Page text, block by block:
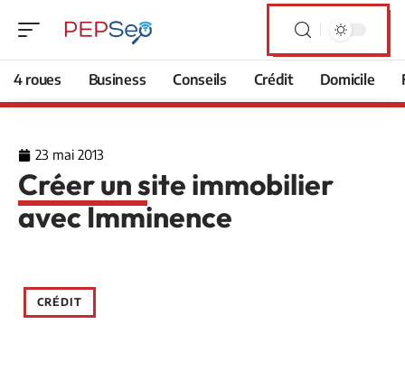
4 roues Business Conseils Crédit Domicile
23 mai 2013
Créer un site immobilier
avec Imminence
CRÉDIT